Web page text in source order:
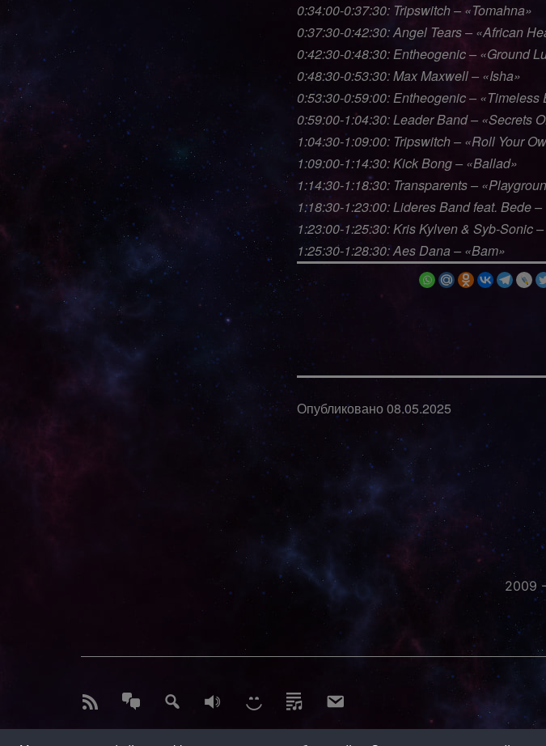
0:34:00-0:37:30: Tripswitch – «Tomahna»
0:37:30-0:42:30: Angel Tears – «African
0:42:30-0:48:30: Entheogenic – «Ground
0:48:30-0:53:30: Max Maxwell – «Isha»
0:53:30-0:59:00: Entheogenic – «Timeless
0:59:00-1:04:30: Leader Band – «Secrets
1:04:30-1:09:00: Tripswitch – «Roll Your
1:09:00-1:14:30: Kick Bong – «Ballad»
1:14:30-1:18:30: Transparents –
1:18:30-1:23:00: Lideres Band feat. Bede
1:23:00-1:25:30: Kris Kylven & Syb-Sonic
1:25:30-1:28:30: Aes Dana – «Bam»
Опубликовано08.05.2025
2009